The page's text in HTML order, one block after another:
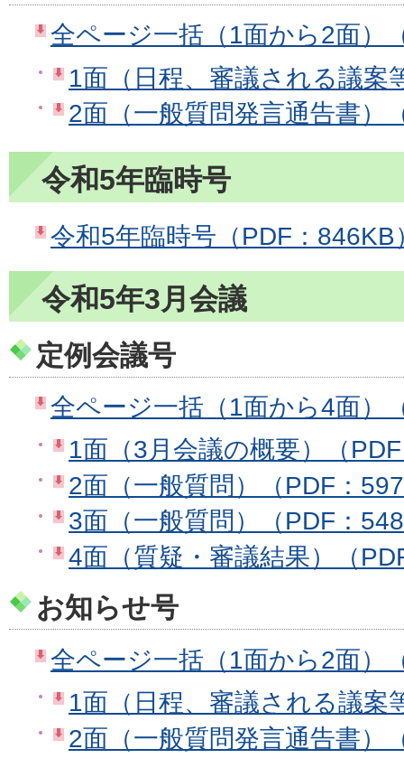
全ページ一括（1面から2面）
1面（日程、審議される議案
2面（一般質問発言通告書）
令和5年臨時号
令和5年臨時号（PDF：846KB
令和5年3月会議
定例会議号
全ページ一括（1面から4面）
1面（3月会議の概要）（
2面（一般質問）（PDF：
3面（一般質問）（PDF：
4面（質疑・審議結果）（
お知らせ号
全ページ一括（1面から2面）
1面（日程、審議される議案
2面（一般質問発言通告書）